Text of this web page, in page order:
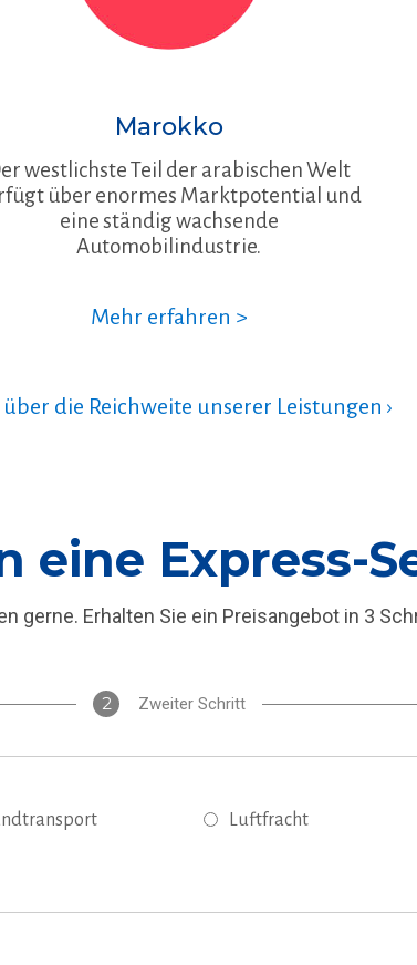
Marokko
westlichste Teil der arabischen Welt
über enormes Marktpotential und
eine ständig wachsende
Automobilindustrie.
Mehr erfahren >
die Reichweite unserer Leistungen ›
eine Express-
gerne. Erhalten Sie ein Preisangebot in 3
2 Zweiter Schritt
Luftfracht